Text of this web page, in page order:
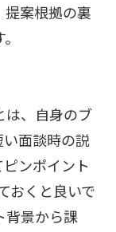
案根拠の裏
は、自身のブ
面談時の説
ンポイント
おくと良いで
背景から課